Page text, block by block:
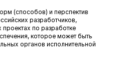
(способов) и перспектив
разработчиков,
по разработке
которое может быть
органов исполнительной